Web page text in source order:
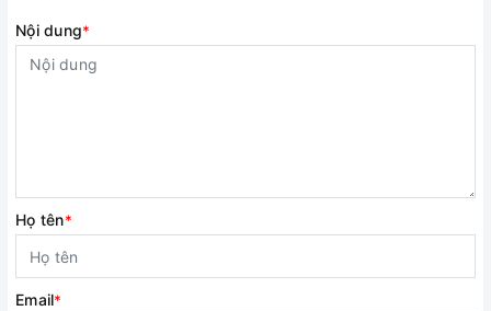
Nội dung*
Họ tên*
Email*